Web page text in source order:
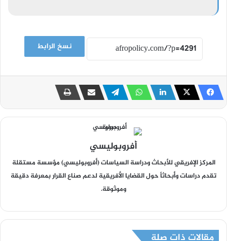
نسخ الرابط
أفروبوليسي
المركز الإفريقي للأبحاث ودراسة السياسات (أفروبوليسي) مؤسسة مستقلة
تقدم دراسات وأبحاثاً حول القضايا الأفريقية لدعم صناع القرار بمعرفة دقيقة
وموثوقة.
مقالات ذات صلة